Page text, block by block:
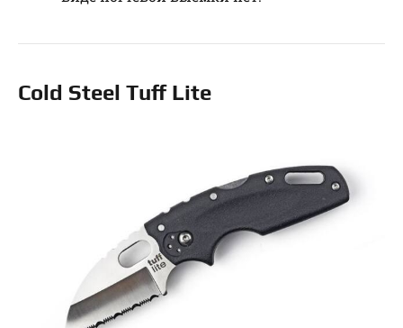
Cold Steel Tuff Lite